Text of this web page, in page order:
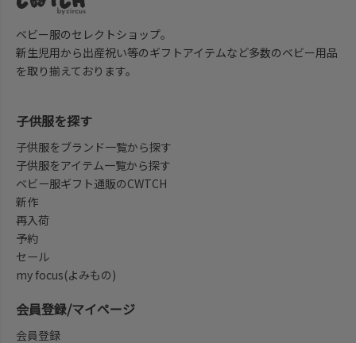
ベビー服のセレクトショップ。
新生児用から出産祝い等のギフトアイテムなど多数のベビー用品
を取り揃えております。
子供服を探す
子供服をブランド一覧から探す
子供服をアイテム一覧から探す
ベビー服ギフト通販のCWTCH
新作
再入荷
予約
セール
my focus(よみもの)
会員登録/マイページ
会員登録